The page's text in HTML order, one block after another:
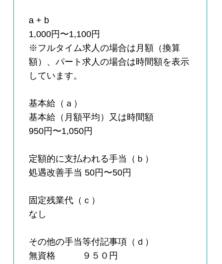
a + b
1,000円〜1,100円
※フルタイム求人の場合は月額（換算
額）、パート求人の場合は時間額を表示
しています。
基本給（ａ）
基本給（月額平均）又は時間額
950円〜1,050円
定額的に支払われる手当（ｂ）
処遇改善手当 50円〜50円
固定残業代（ｃ）
なし
その他の手当等付記事項（ｄ）
無資格 ９５０円